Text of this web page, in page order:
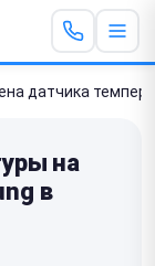
датчика
на
в